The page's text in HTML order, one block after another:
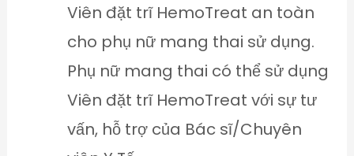
Viên đặt trĩ HemoTreat an toàn
cho phụ nữ mang thai sử dụng.
Phụ nữ mang thai có thể sử dụng
Viên đặt trĩ HemoTreat với sự tư
vấn, hỗ trợ của Bác sĩ/Chuyên